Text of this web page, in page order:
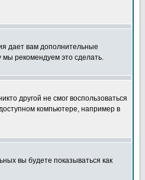
дает вам дополнительные
мы рекомендуем это сделать.
другой не смог воспользоваться
компьютере, например в
вы будете показываться как